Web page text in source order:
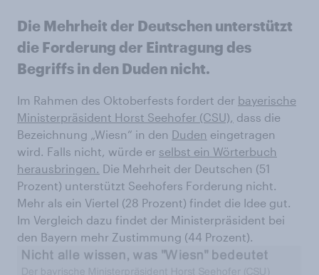
Die Mehrheit der Deutschen unterstützt
die Forderung der Eintragung des
Begriffs in den Duden nicht.
Im Rahmen des Oktoberfests fordert der bayerische
Ministerpräsident Horst Seehofer (CSU), dass die
Bezeichnung „Wiesn“ in den Duden eingetragen
wird. Falls nicht, würde er selbst ein Wörterbuch
herausbringen. Die Mehrheit der Deutschen (51
Prozent) unterstützt Seehofers Forderung nicht.
Mehr als ein Viertel (28 Prozent) findet die Idee gut.
Im Vergleich dazu findet der Ministerpräsident bei
den Bayern mehr Zustimmung (44 Prozent).